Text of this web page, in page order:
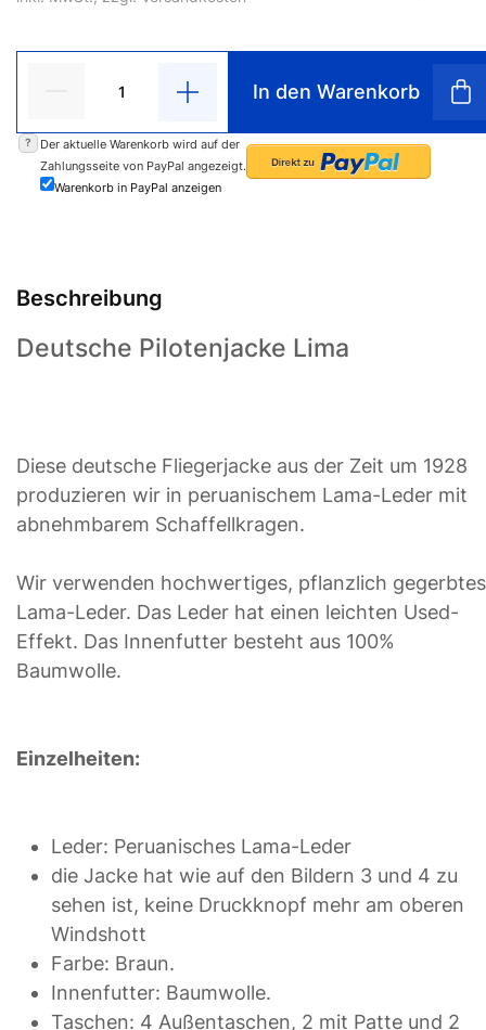
In den Warenkorb
?
Der aktuelle Warenkorb wird auf der
Zahlungsseite von PayPal angezeigt.
Warenkorb in PayPal anzeigen
Beschreibung
Deutsche Pilotenjacke Lima
Diese deutsche Fliegerjacke aus der Zeit um 1928
produzieren wir in peruanischem Lama-Leder mit
abnehmbarem Schaffellkragen.
Wir verwenden hochwertiges, pflanzlich gegerbtes
Lama-Leder. Das Leder hat einen leichten Used-
Effekt. Das Innenfutter besteht aus 100%
Baumwolle.
Einzelheiten:
Leder: Peruanisches Lama-Leder
die Jacke hat wie auf den Bildern 3 und 4 zu
sehen ist, keine Druckknopf mehr am oberen
Windshott
Farbe: Braun.
Innenfutter: Baumwolle.
Taschen: 4 Außentaschen, 2 mit Patte und 2